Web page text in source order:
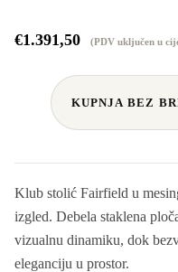
€1.391,50 (PDV uključen u
KUPNJA BEZ
Klub stolić Fairfield u
izgled. Debela staklena
vizualnu dinamiku, dok
eleganciju u prostor.